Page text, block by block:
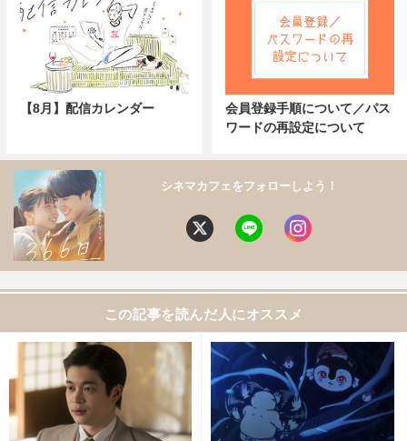
【8月】配信カレンダー
会員登録手順について／パス
ワードの再設定について
シネマカフェをフォローしよう！
この記事を読んだ人にオススメ